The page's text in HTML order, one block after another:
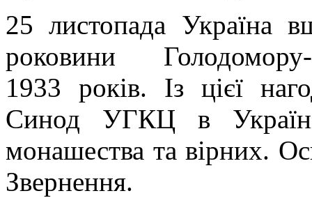
25 листопада Україна
роковини
1933 років. Із цієї
Синод УГКЦ в Україні
монашества та вірних.
Звернення.